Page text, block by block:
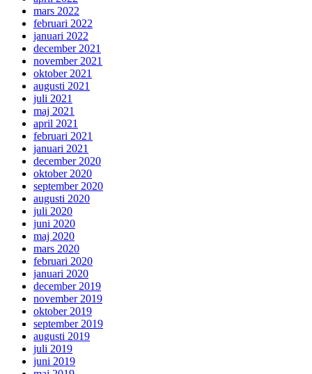
mars 2022
februari 2022
januari 2022
december 2021
november 2021
oktober 2021
augusti 2021
juli 2021
maj 2021
april 2021
februari 2021
januari 2021
december 2020
oktober 2020
september 2020
augusti 2020
juli 2020
juni 2020
maj 2020
mars 2020
februari 2020
januari 2020
december 2019
november 2019
oktober 2019
september 2019
augusti 2019
juli 2019
juni 2019